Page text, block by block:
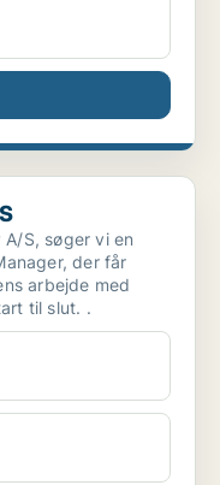
S, søger vi en
der får
arbejde med
til slut. .